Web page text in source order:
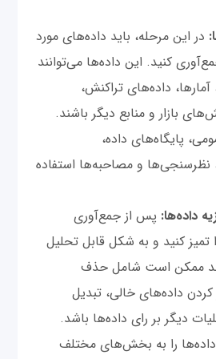
در این مرحله، باید داده‌های مورد
کنید. این داده‌ها می‌توانند
آمارها، داده‌های تراکنش،
بازار و منابع دیگر باشند.
پایگاه‌های داده،
و مصاحبه‌ها استفاده
داده‌ها: پس از جمع‌آوری
تمیز کنید و به شکل قابل تحلیل
ممکن است شامل حذف
کردن داده‌های خالی، تبدیل
دیگر بر رای داده‌ها باشد.
را به بخش‌های مختلف